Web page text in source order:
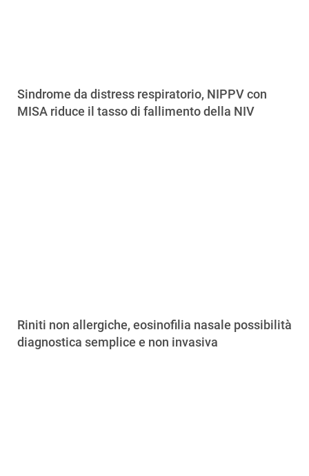
Sindrome da distress respiratorio, NIPPV con
MISA riduce il tasso di fallimento della NIV
Riniti non allergiche, eosinofilia nasale possibilità
diagnostica semplice e non invasiva